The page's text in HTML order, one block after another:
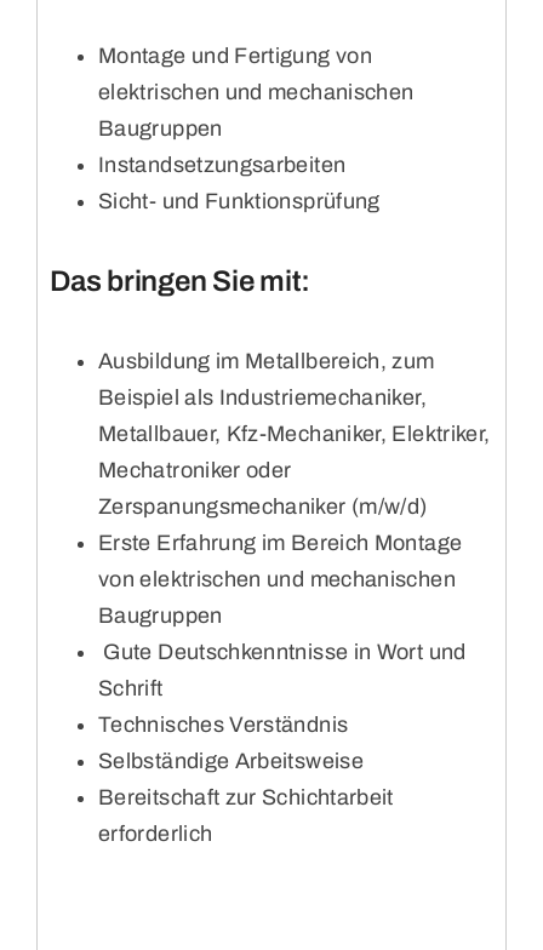
Montage und Fertigung von
elektrischen und mechanischen
Baugruppen
Instandsetzungsarbeiten
Sicht- und Funktionsprüfung
Das bringen Sie mit:
Ausbildung im Metallbereich, zum
Beispiel als Industriemechaniker,
Metallbauer, Kfz-Mechaniker, Elektriker,
Mechatroniker oder
Zerspanungsmechaniker (m/w/d)
Erste Erfahrung im Bereich Montage
von elektrischen und mechanischen
Baugruppen
Gute Deutschkenntnisse in Wort und
Schrift
Technisches Verständnis
Selbständige Arbeitsweise
Bereitschaft zur Schichtarbeit
erforderlich